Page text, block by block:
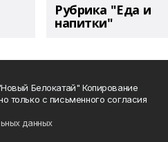
Рубрика "Еда и
напитки"
Белокатай" Копирование
только с письменного согласия
данных